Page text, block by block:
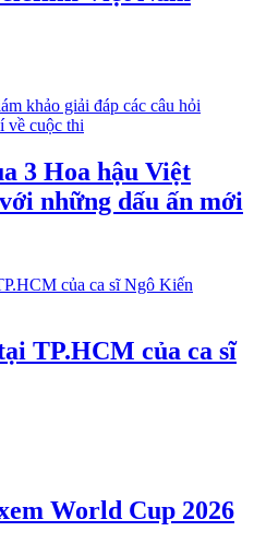
3 Hoa hậu Việt
những dấu ấn mới
TP.HCM của ca sĩ
World Cup 2026